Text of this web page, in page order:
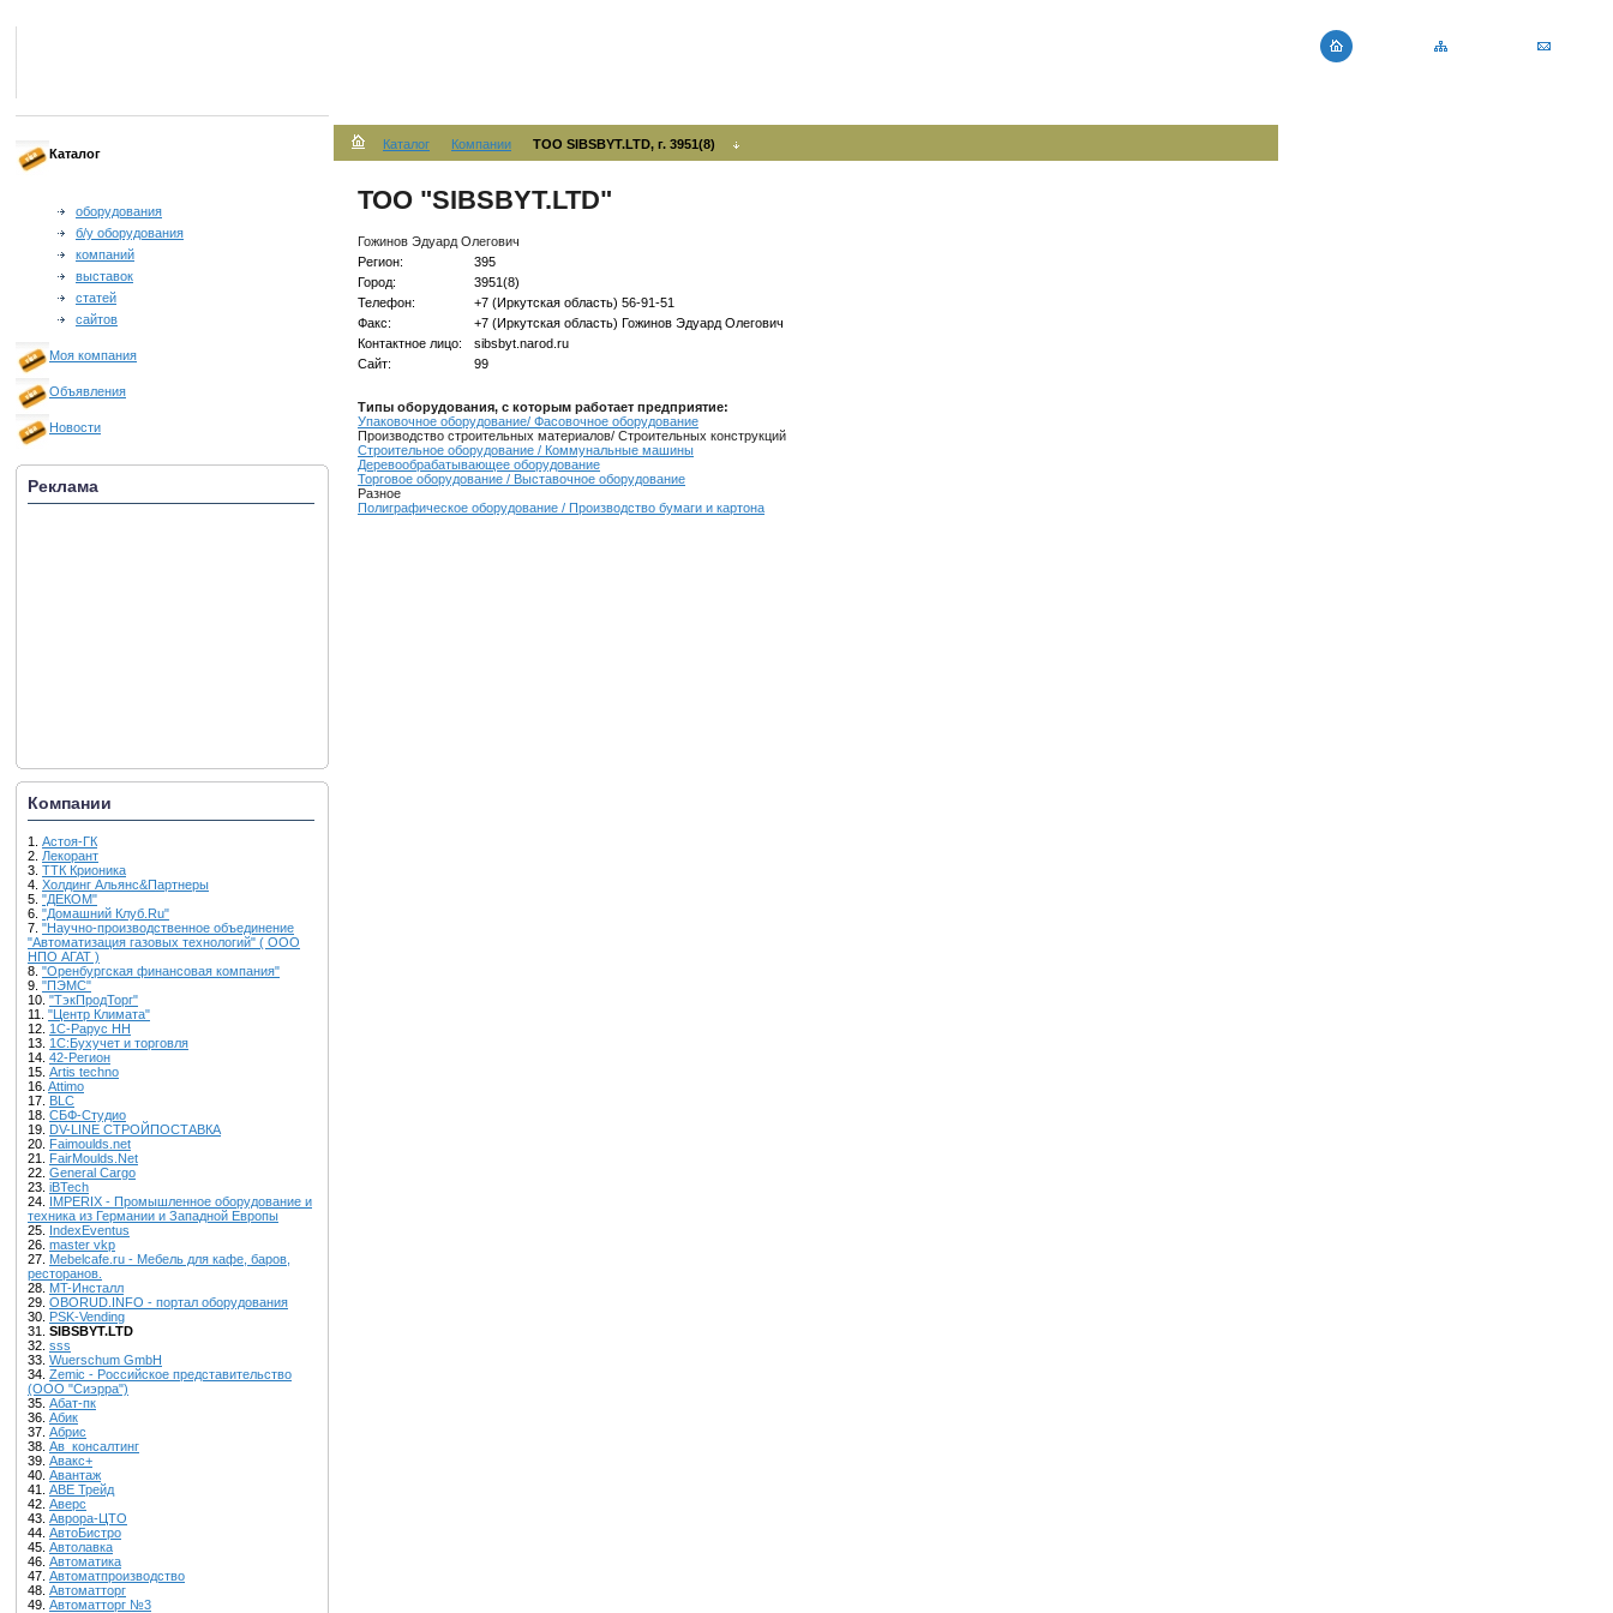
Каталог
оборудования
б/у оборудования
компаний
выставок
статей
сайтов
Моя компания
Объявления
Новости
Реклама
Компании
1. Астоя-ГК
2. Лекорант
3. ТТК Крионика
4. Холдинг Альянс&Партнеры
5. "ДЕКОМ"
6. "Домашний Клуб.Ru"
7. "Научно-производственное объединение
"Автоматизация газовых технологий" ( ООО
НПО АГАТ )
8. "Оренбургская финансовая компания"
9. "ПЭМС"
10. "ТэкПродТорг"
11. "Центр Климата"
12. 1С-Рарус НН
13. 1С:Бухучет и торговля
14. 42-Регион
15. Artis techno
16. Attimo
17. BLC
18. CБФ-Студио
19. DV-LINE СТРОЙПОСТАВКА
20. Faimoulds.net
21. FairMoulds.Net
22. General Cargo
23. iBTech
24. IMPERIX - Промышленное оборудование и
техника из Германии и Западной Европы
25. IndexEventus
26. master vkp
27. Mebelcafe.ru - Мебель для кафе, баров,
ресторанов.
28. MT-Инсталл
29. OBORUD.INFO - портал оборудования
30. PSK-Vending
31. SIBSBYT.LTD
32. sss
33. Wuerschum GmbH
34. Zemic - Российское представительство
(ООО "Сиэрра")
35. Абат-пк
36. Абик
37. Абрис
38. Ав_консалтинг
39. Авакс+
40. Авантаж
41. АВЕ Трейд
42. Аверс
43. Аврора-ЦТО
44. АвтоБистро
45. Автолавка
46. Автоматика
47. Автоматпроизводство
48. Автоматторг
49. Автоматторг №3
Каталог Компании ТОО SIBSBYT.LTD, г. 3951(8)
ТОО "SIBSBYT.LTD"
Гожинов Эдуард Олегович
Регион:
395
Город:
3951(8)
Телефон:
+7 (Иркутская область) 56-91-51
Факс:
+7 (Иркутская область) Гожинов Эдуард Олегович
Контактное лицо:
sibsbyt.narod.ru
Сайт:
99
Типы оборудования, с которым работает предприятие:
Упаковочное оборудование/ Фасовочное оборудование
Производство строительных материалов/ Строительных конструкций
Строительное оборудование / Коммунальные машины
Деревообрабатывающее оборудование
Торговое оборудование / Выставочное оборудование
Разное
Полиграфическое оборудование / Производство бумаги и картона